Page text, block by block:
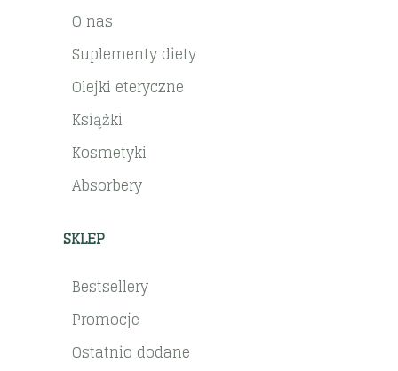
O nas
Suplementy diety
Olejki eteryczne
Książki
Kosmetyki
Absorbery
SKLEP
Bestsellery
Promocje
Ostatnio dodane